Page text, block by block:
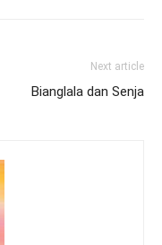
Next article
Bianglala dan Senja